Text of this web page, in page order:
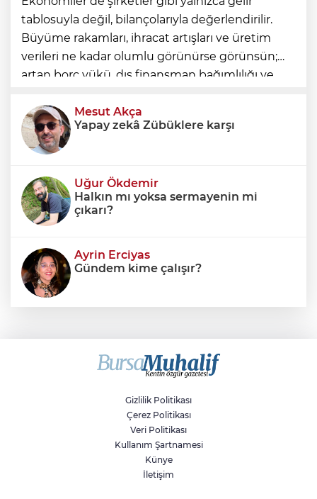
tablosuyla değil, bilançolarıyla değerlendirilir.
Büyüme rakamları, ihracat artışları ve üretim
verileri ne kadar olumlu görünürse görünsün;
artan borç yükü, dış finansman bağımlılığı ve
alınmadığında ortaya eksik
Mesut Akça
Yapay zekâ Zübüklere karşı
Uğur Ökdemir
Halkın mı yoksa sermayenin mi
çıkarı?
Ayrin Erciyas
Gündem kime çalışır?
Savaşların gölgesinde engellilik,
doğa ve kaybedilen gelecek
Gizlilik Politikası
Çerez Politikası
Veri Politikası
Kullanım Şartnamesi
Künye
İletişim